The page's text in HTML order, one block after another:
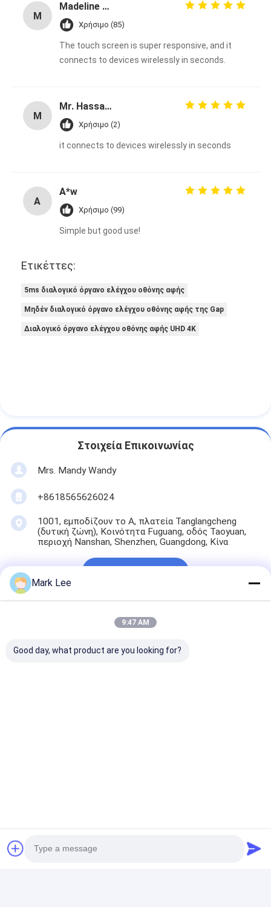
M
Madeline Varg
Χρήσιμο (85)
The touch screen is super responsive, and it
connects to devices wirelessly in seconds.
M
Mr. Hassan Kanju
Χρήσιμο (2)
it connects to devices wirelessly in seconds
A
A*w
Χρήσιμο (99)
Simple but good use!
Ετικέττες:
5ms διαλογικό όργανο ελέγχου οθόνης αφής
Μηδέν διαλογικό όργανο ελέγχου οθόνης αφής της Gap
Διαλογικό όργανο ελέγχου οθόνης αφής UHD 4K
Στοιχεία Επικοινωνίας
Mrs. Mandy Wandy
+8618565626024
1001, εμποδίζουν το Α, πλατεία Tanglangcheng
(δυτική ζώνη), Κοινότητα Fuguang, οδός Taoyuan,
περιοχή Nanshan, Shenzhen, Guangdong, Κίνα
Mark Lee
9:47 AM
Good day, what product are you looking for?